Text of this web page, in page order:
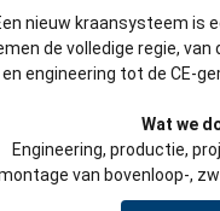
nieuw kraansysteem is
de volledige regie, van
en engineering tot de CE-
Wat we
Engineering, productie,
van bovenloop-,